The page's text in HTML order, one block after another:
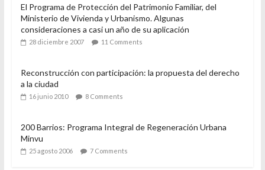
El Programa de Protección del Patrimonio Familiar, del
Ministerio de Vivienda y Urbanismo. Algunas
consideraciones a casi un año de su aplicación
Reconstrucción con participación: la propuesta del derecho
a la ciudad
16 junio 2010
200 Barrios: Programa Integral de Regeneración Urbana
Minvu
25 agosto 2006